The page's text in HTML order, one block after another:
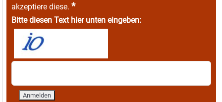
akzeptiere diese. *
Bitte diesen Text hier unten eingeben: